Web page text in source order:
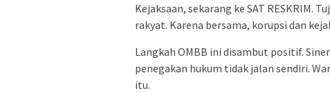
Kejaksaan, sekarang ke SAT RESKRIM.
rakyat. Karena bersama, korupsi dan
Langkah OMBB ini disambut positif.
penegakan hukum tidak jalan sendiri.
itu.